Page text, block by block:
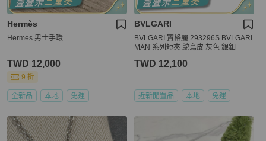
Hermès
Hermes 男士手環
TWD 12,000
9 折
全新品 本地 免運
BVLGARI
BVLGARI 寶格麗 293296S BVLGARI
MAN 系列短夾 鴕鳥皮 灰色 銀釦
TWD 12,100
近新閒置品 本地 免運